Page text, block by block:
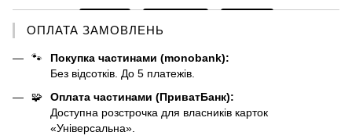
ОПЛАТА ЗАМОВЛЕНЬ
🐾
Покупка частинами (monobank):
Без відсотків. До 5 платежів.
🧩
Оплата частинами (ПриватБанк):
Доступна розстрочка для власників карток
«Універсальна».